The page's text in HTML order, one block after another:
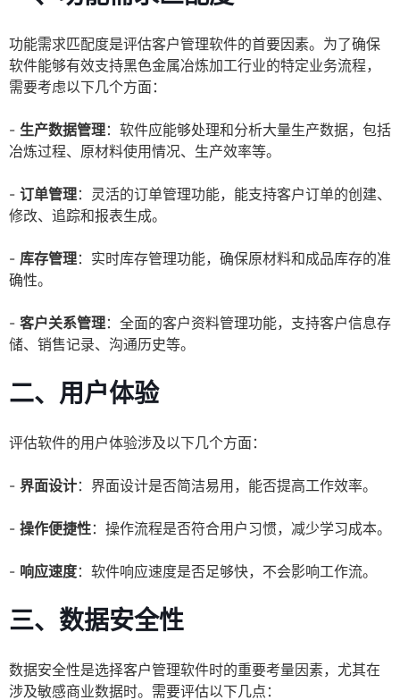
功能需求匹配度是评估客户管理软件的首要因素。为了确保
软件能够有效支持黑色金属冶炼加工行业的特定业务流程，
需要考虑以下几个方面：
- 生产数据管理：软件应能够处理和分析大量生产数据，包括
冶炼过程、原材料使用情况、生产效率等。
- 订单管理：灵活的订单管理功能，能支持客户订单的创建、
修改、追踪和报表生成。
- 库存管理：实时库存管理功能，确保原材料和成品库存的准
确性。
- 客户关系管理：全面的客户资料管理功能，支持客户信息存
储、销售记录、沟通历史等。
二、用户体验
评估软件的用户体验涉及以下几个方面：
- 界面设计：界面设计是否简洁易用，能否提高工作效率。
- 操作便捷性：操作流程是否符合用户习惯，减少学习成本。
- 响应速度：软件响应速度是否足够快，不会影响工作流。
三、数据安全性
数据安全性是选择客户管理软件时的重要考量因素，尤其在
涉及敏感商业数据时。需要评估以下几点：